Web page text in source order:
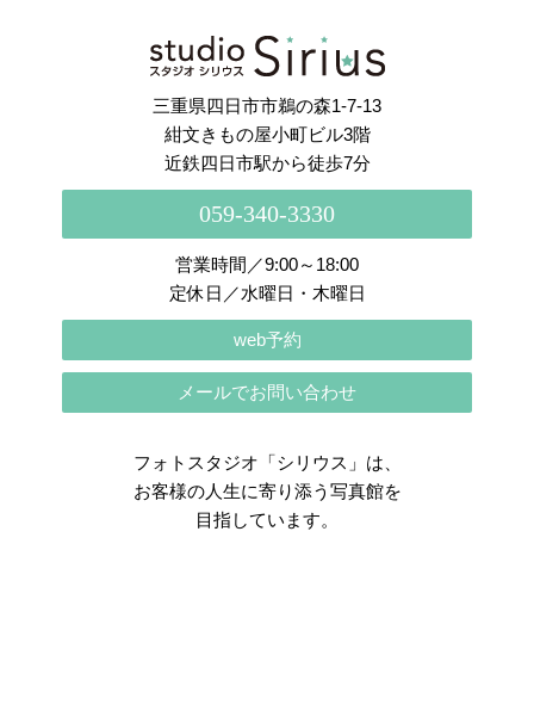
Instagram でフォロー
三重県四日市市鵜の森1-7-13
紺文きもの屋小町ビル3階
近鉄四日市駅から徒歩7分
059-340-3330
営業時間／9:00～18:00
定休日／水曜日・木曜日
web予約
メールでお問い合わせ
フォトスタジオ「シリウス」は、
お客様の人生に寄り添う写真館を
目指しています。